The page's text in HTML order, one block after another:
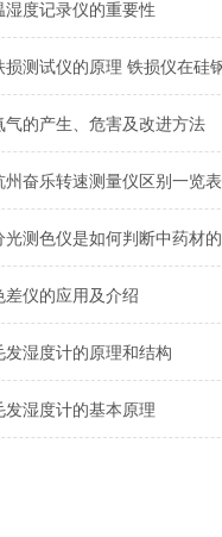
湿度记录仪的重要性
气的产生、危害及改进方法
州奋乐转速测量仪区别一览表
差仪的应用及介绍
发湿度计的原理和结构
发湿度计的基本原理